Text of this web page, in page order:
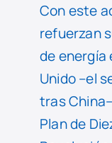
Con este
refuerzan
de energía
Unido –el
tras
Plan de